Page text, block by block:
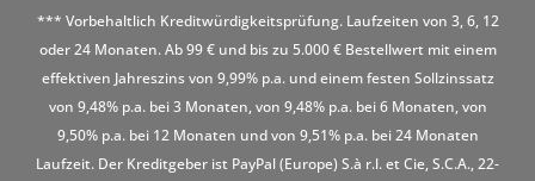
*** Vorbehaltlich Kreditwürdigkeitsprüfung. Laufzeiten von 3, 6, 12
oder 24 Monaten. Ab 99 € und bis zu 5.000 € Bestellwert mit einem
effektiven Jahreszins von 9,99% p.a. und einem festen Sollzinssatz
von 9,48% p.a. bei 3 Monaten, von 9,48% p.a. bei 6 Monaten, von
9,50% p.a. bei 12 Monaten und von 9,51% p.a. bei 24 Monaten
Laufzeit. Der Kreditgeber ist PayPal (Europe) S.à r.l. et Cie, S.C.A., 22-